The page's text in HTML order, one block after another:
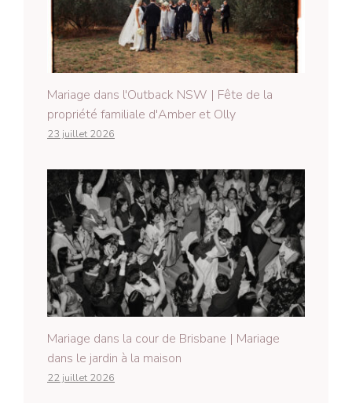
Mariage dans l'Outback NSW | Fête de la
propriété familiale d'Amber et Olly
23 juillet 2026
Mariage dans la cour de Brisbane | Mariage
dans le jardin à la maison
22 juillet 2026